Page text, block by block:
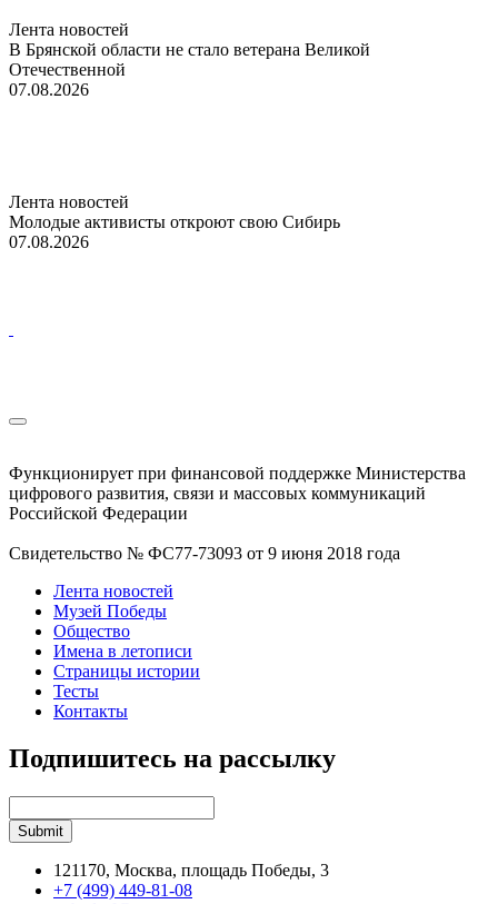
Лента новостей
В Брянской области не стало ветерана Великой
Отечественной
07.08.2026
Лента новостей
Молодые активисты откроют свою Сибирь
07.08.2026
Функционирует при финансовой поддержке Министерства
цифрового развития, связи и массовых коммуникаций
Российской Федерации
Свидетельство № ФС77-73093 от 9 июня 2018 года
Лента новостей
Музей Победы
Общество
Имена в летописи
Страницы истории
Тесты
Контакты
Подпишитесь на рассылку
121170, Москва, площадь Победы, 3
+7 (499) 449-81-08